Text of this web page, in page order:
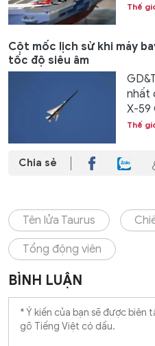
Thế
Cột mốc lịch sử khi máy
tốc độ siêu âm
nhất
X-59
Thế
Chia sẻ
Tên lửa Taurus
Tổng động viên
BÌNH LUẬN